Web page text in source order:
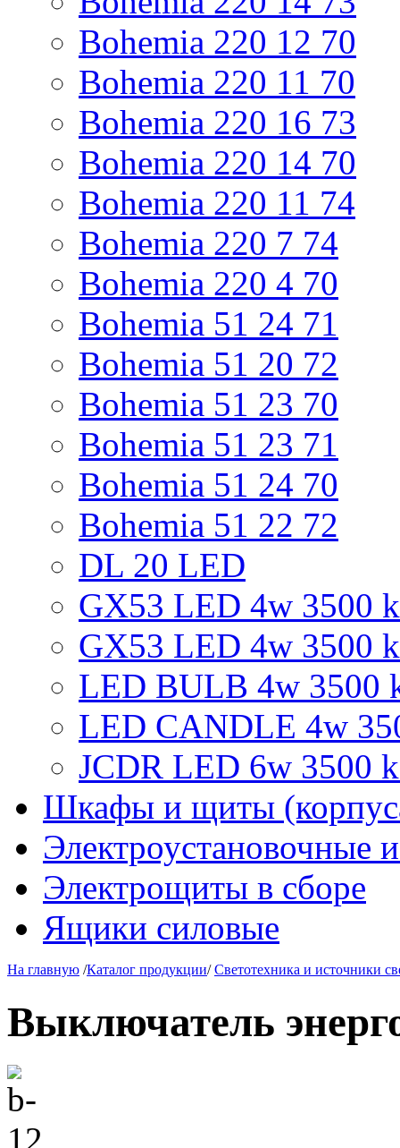
Bohemia 220 12 70
Bohemia 220 11 70
Bohemia 220 16 73
Bohemia 220 14 70
Bohemia 220 11 74
Bohemia 220 7 74
Bohemia 220 4 70
Bohemia 51 24 71
Bohemia 51 20 72
Bohemia 51 23 70
Bohemia 51 23 71
Bohemia 51 24 70
Bohemia 51 22 72
DL 20 LED
GX53 LED 4w 3500
GX53 LED 4w 3500
LED BULB 4w 3500
LED CANDLE 4w
JCDR LED 6w 3500
Шкафы и щиты
Электроустановочные
Электрощиты в сборе
Ящики силовые
На главную /Каталог продукции/Светотехника и источники
Выключатель